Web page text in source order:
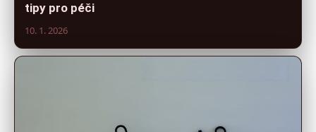
tipy pro péči
10. 1. 2026